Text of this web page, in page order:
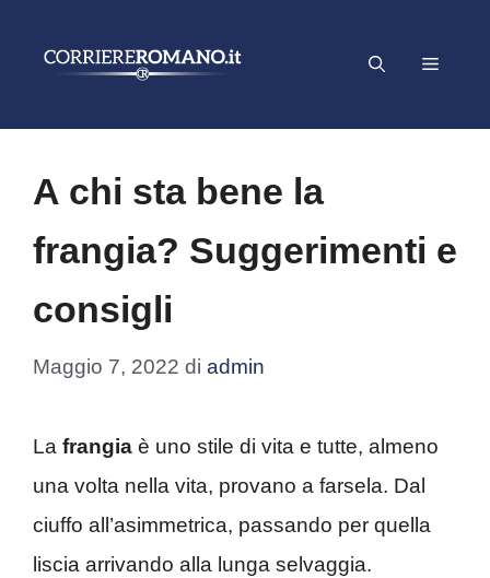
Menu
A chi sta bene la
frangia? Suggerimenti e
consigli
Maggio 7, 2022 di admin
La frangia è uno stile di vita e tutte, almeno
una volta nella vita, provano a farsela. Dal
ciuffo all’asimmetrica, passando per quella
liscia arrivando alla lunga selvaggia.